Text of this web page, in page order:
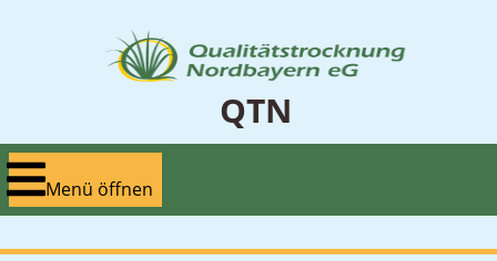
QTN
Menü öffnen
öffnen